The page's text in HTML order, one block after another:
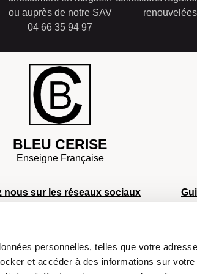
personnelles, telles que votre
et accéder à des informations sur votre
ou auprès de notre SAV
04 66 35 94 97
renouvelées
BLEU CERISE
Enseigne Française
nous sur les réseaux sociaux
Instagram TikTok Youtube